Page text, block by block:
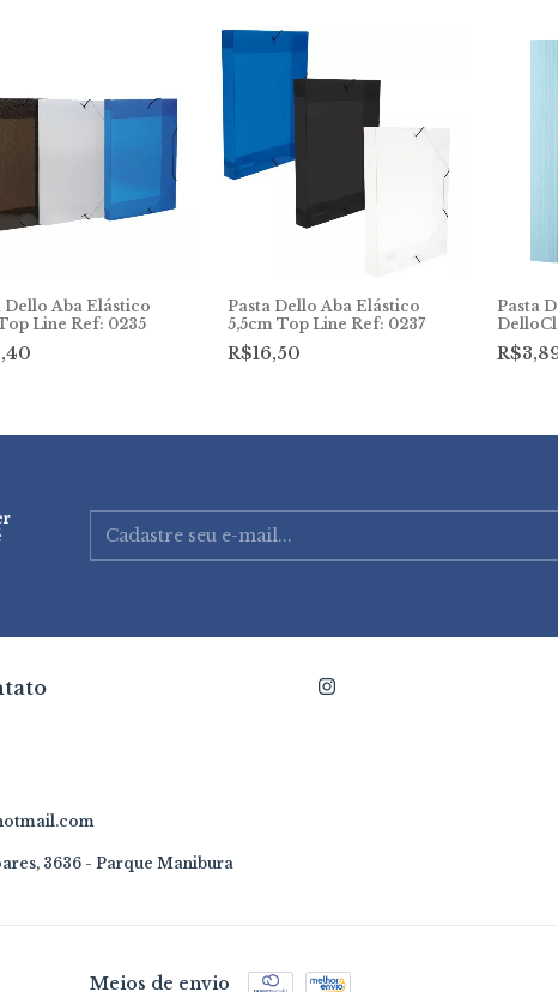
Dello Aba Elástico
Line Ref: 0235
Pasta Dello Aba Elástico
5,5cm Top Line Ref: 0237
R$16,50
Pasta
3636 - Parque Manibura
Meios de envio